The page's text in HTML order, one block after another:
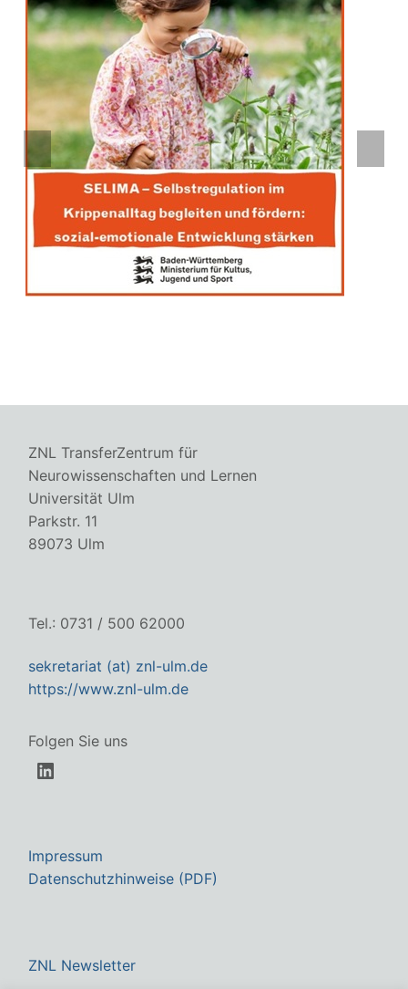
Previous
ZNL TransferZentrum für
Neurowissenschaften und Lernen
Universität Ulm
Parkstr. 11
89073 Ulm
Tel.: 0731 / 500 62000
sekretariat (at) znl-ulm.de
https://www.znl-ulm.de
Folgen Sie uns
LinkedIn
Impressum
Datenschutzhinweise (PDF)
ZNL Newsletter